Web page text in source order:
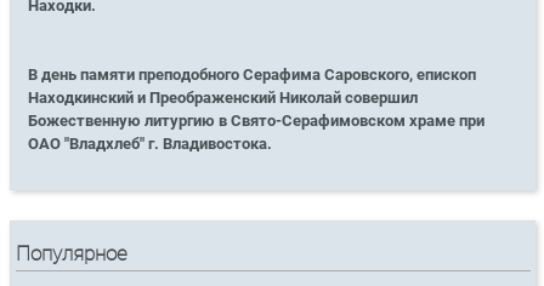
Находки.
В день памяти преподобного Серафима Саровского, епископ
Находкинский и Преображенский Николай совершил
Божественную литургию в Свято-Серафимовском храме при
ОАО "Владхлеб" г. Владивостока.
Популярное